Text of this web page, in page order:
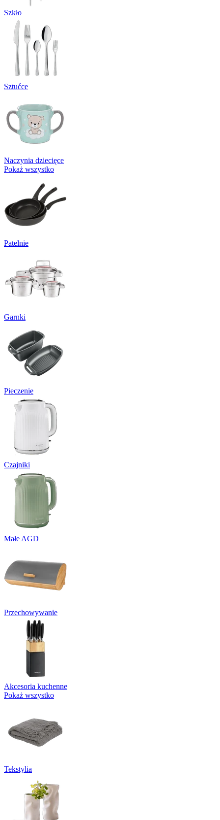
Szkło
Sztućce
Naczynia dziecięce
Pokaż wszystko
Patelnie
Garnki
Pieczenie
Czajniki
Małe AGD
Przechowywanie
Akcesoria kuchenne
Pokaż wszystko
Tekstylia